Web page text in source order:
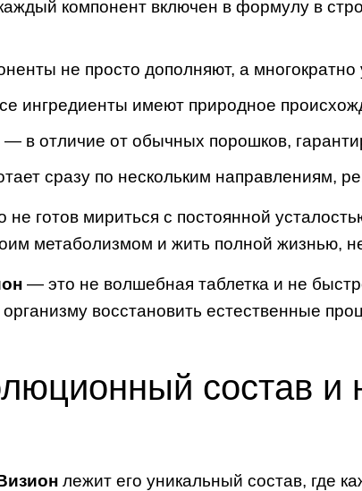
компонент включен в формулу в
не просто дополняют, а многократно
ингредиенты имеют природное
— в отличие от обычных порошков,
сразу по нескольким направлениям,
не готов мириться с постоянной
метаболизмом и жить полной жизнью,
— это не волшебная таблетка и не
восстановить естественные
состав и
лежит его уникальный состав, где